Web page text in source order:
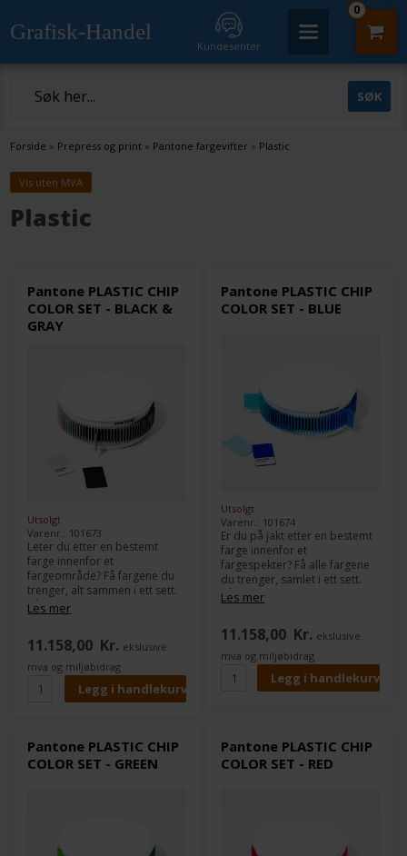
Grafisk-Handel
Kundesenter
0
Forside » Prepress og print » Pantone fargevifter » Plastic
Vis uten MVA
Plastic
Pantone PLASTIC CHIP
COLOR SET - BLACK &
GRAY
Utsolgt
Varenr.: 101673
Leter du etter en bestemt
farge innenfor et
fargeområde? Få fargene du
trenger, alt sammen i ett sett.
Våre Plastic Chip Color Sets
matcher vårt grafiske (PMS)
matche plast til dine utskrifts-
og emballasjefarger. Hvert
sett inneholder et utvalg av
100 plastbrikker fra en av de
mest populære
grønne eller blå.
Les mer
11.158,00 Kr. ekslusive.
mva og miljøbidrag
Pantone PLASTIC CHIP
COLOR SET - BLUE
Utsolgt
Varenr.: 101674
Er du på jakt etter en bestemt
farge innenfor et
fargespekter? Få alle fargene
du trenger, samlet i ett sett.
Våre Plastic Chip Color Sets
matcher vårt grafiske (PMS)
matche plast med dine trykk-
og emballasjefarger. Hvert
sett inneholder et utvalg av
100 plastchips fra en av de
mest populære
grønne eller blå.
Les mer
11.158,00 Kr. ekslusive.
mva og miljøbidrag
Pantone PLASTIC CHIP
COLOR SET - GREEN
Pantone PLASTIC CHIP
COLOR SET - RED